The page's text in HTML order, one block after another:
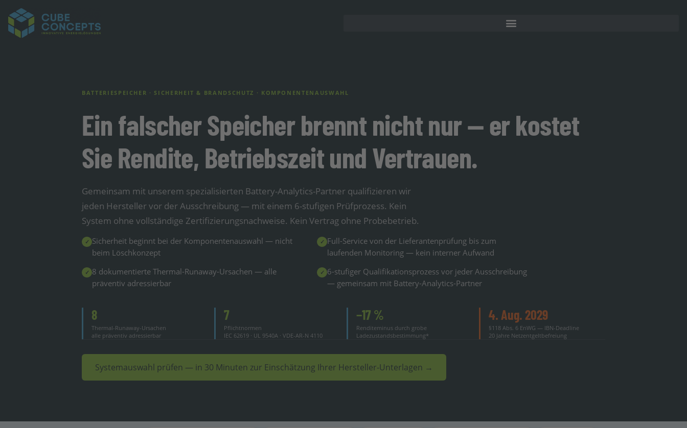
BATTERIESPEICHER · SICHERHEIT & BRANDSCHUTZ · KOMPONENTENAUSWAHL
Ein falscher Speicher brennt nicht nur — er kostet
Sie Rendite, Betriebszeit und Vertrauen.
Gemeinsam mit unserem spezialisierten Battery-Analytics-Partner qualifizieren wir
jeden Hersteller vor der Ausschreibung — mit einem 6-stufigen Prüfprozess. Kein
System ohne vollständige Zertifizierungsnachweise. Kein Vertrag ohne Probebetrieb.
✓ Sicherheit beginnt bei der Komponentenauswahl — nicht
beim Löschkonzept
✓ Full-Service von der Lieferantenprüfung bis zum
laufenden Monitoring — kein interner Aufwand
✓ 8 dokumentierte Thermal-Runaway-Ursachen — alle
präventiv adressierbar
✓ 6-stufiger Qualifikationsprozess vor jeder Ausschreibung
— gemeinsam mit Battery-Analytics-Partner
8
Thermal-Runaway-Ursachen
alle präventiv adressierbar
7
Pflichtnormen
IEC 62619 · UL 9540A · VDE-AR-N 4110
−17 %
Renditeminus durch grobe
Ladezustandsbestimmung*
4. Aug. 2029
§118 Abs. 6 EnWG — IBN-Deadline
20 Jahre Netzentgeltbefreiung
Systemauswahl prüfen — in 30 Minuten zur Einschätzung Ihrer Hersteller-Unterlagen →